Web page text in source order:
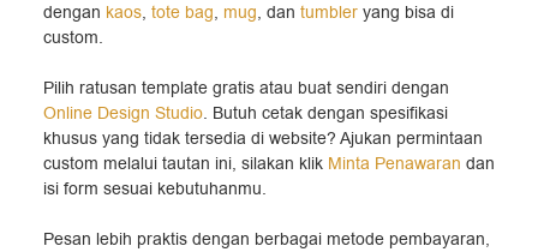
dengan kaos, tote bag, mug, dan tumbler yang bisa di
custom.
Pilih ratusan template gratis atau buat sendiri dengan
Online Design Studio. Butuh cetak dengan spesifikasi
khusus yang tidak tersedia di website? Ajukan permintaan
custom melalui tautan ini, silakan klik Minta Penawaran dan
isi form sesuai kebutuhanmu.
Pesan lebih praktis dengan berbagai metode pembayaran,